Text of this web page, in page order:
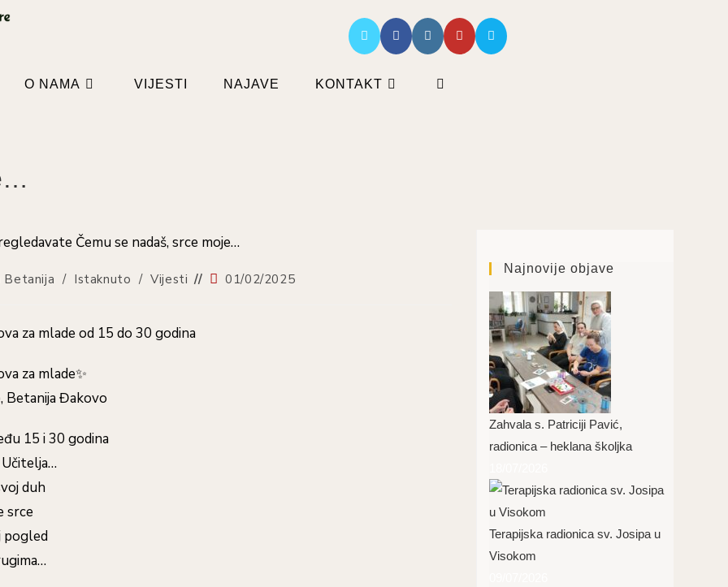
O NAMA VIJESTI NAJAVE KONTAKT
UKLJUČI/ISKLJUČI
Betanija / Istaknuto / Vijesti
Objava
01/02/2025
za mlade od 15 do 30 godina
za mlade✨
Betanija Đakovo
15 i 30 godina
duh
srce
pogled
Najnovije objave
Zahvala s. Patriciji Pavić,
radionica – heklana školjka
Terapijska radionica sv. Josipa u
Visokom